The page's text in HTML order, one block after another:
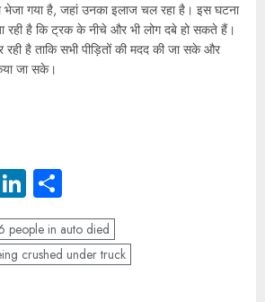
गया है, जहां उनका इलाज चल रहा है। इस घटना
रही है कि ट्रक के नीचे और भी लोग दबे हो सकते हैं।
है ताकि सभी पीड़ितों की मदद की जा सके और
जा सके।
LinkedIn
people in auto died
crushed under truck